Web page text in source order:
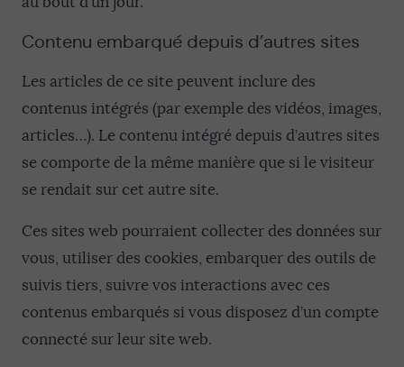
Contenu embarqué depuis d’autres sites
Les articles de ce site peuvent inclure des
contenus intégrés (par exemple des vidéos, images,
articles…). Le contenu intégré depuis d’autres sites
se comporte de la même manière que si le visiteur
se rendait sur cet autre site.
Ces sites web pourraient collecter des données sur
vous, utiliser des cookies, embarquer des outils de
suivis tiers, suivre vos interactions avec ces
contenus embarqués si vous disposez d’un compte
connecté sur leur site web.